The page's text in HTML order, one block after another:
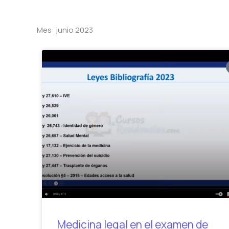
Mes: junio 2023
Medicina legal en el examen de